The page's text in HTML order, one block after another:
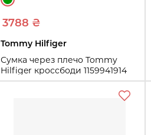
3788 ₴
Tommy Hilfiger
Сумка через плечо Tommy
Hilfiger кроссбоди 1159941914
Зеленый